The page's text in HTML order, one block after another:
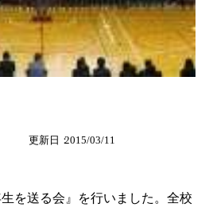
更新日 2015/03/11
を送る会』を行いました。全校